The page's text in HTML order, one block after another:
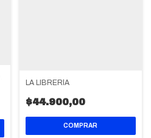
LA LIBRERÍA
$44.900,00